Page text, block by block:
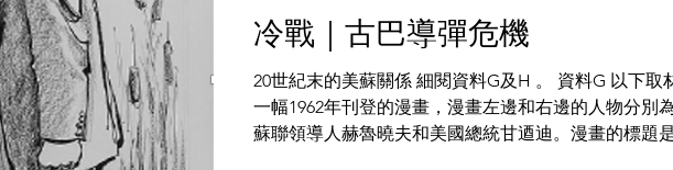
冷戰｜古巴導彈危機
20世紀末的美蘇關係 細閱資料G及H 。 資料G 以下取
一幅1962年刊登的漫畫，漫畫左邊和右邊的人物分別
蘇聯領導人赫魯曉夫和美國總統甘逎迪。漫畫的標題